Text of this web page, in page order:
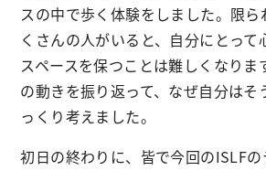
スの中で歩く体験をしました。限ら
くさんの人がいると、自分にとって
スペースを保つことは難しくなりま
の動きを振り返って、なぜ自分はそ
っくり考えました。
初日の終わりに、皆で今回のISLF